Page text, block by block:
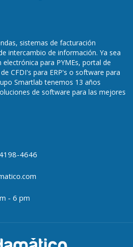
, sistemas de facturación
intercambio de información. Ya sea
para PYMEs, portal de
CFDI's para ERP's o software para
Smartlab tenemos 13 años
de software para las mejores
4646
- 6 pm